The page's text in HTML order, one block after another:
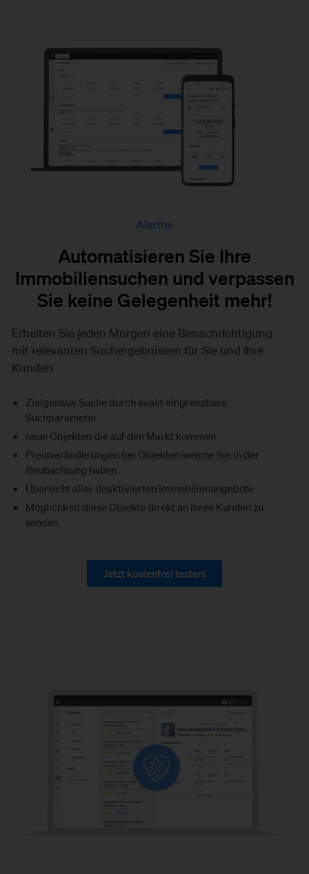
Alarms
Automatisieren Sie Ihre
Immobiliensuchen und verpassen
Sie keine Gelegenheit mehr!
Erhalten Sie jeden Morgen eine Benachrichtigung
mit relevanten Suchergebnissen für Sie und Ihre
Kunden
Zielgenaue Suche durch exakt eingrenzbare
Suchparameter
neue Objekten die auf den Markt kommen
Preisveränderungen bei Objekten welche Sie in der
Beobachtung haben
Übersicht aller deaktivierten Immobilienangebote
Möglichkeit diese Objekte direkt an Ihren Kunden zu
senden
Jetzt kostenfrei testen!